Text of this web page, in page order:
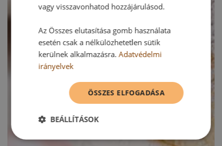
vagy visszavonhatod hozzájárulásod.
Az Összes elutasítása gomb használata
esetén csak a nélkülözhetetlen sütik
kerülnek alkalmazásra.Adatvédelmi
irányelvek
ÖSSZES ELFOGADÁSA
BEÁLLÍTÁSOK